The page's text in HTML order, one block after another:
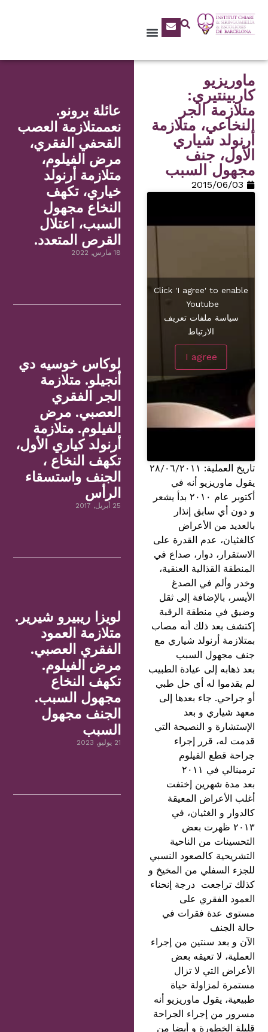
ماوريزيو
كاربينتيري:
متلازمة الجر
النخاعي، متلازمة
أرنولد شياري
الأول، جنف
مجهول السبب
03‏/06‏/2015
Click 'I agree' to enable
Youtube
سياسة ملفات تعريف
الارتباط
I agree
تاريخ العملية: ٢٨/٠٦/٢٠١١
يقول ماوريزيو أنه في
أكتوبر عام ٢٠١٠ بدأ يشعر
و دون أي سابق إنذار
بالعديد من الأعراض
كالغثيان، عدم القدرة على
الاستقرار، دوار، صداع في
المنطقة القذالية العنقية،
وخدر وألم في الصدغ
الأيسر، بالإضافة إلى ثقل
وضيق في منطقة الرقبة
إكتشف بعد ذلك أنه مصاب
بمتلازمة أرنولد شياري مع
جنف مجهول السبب
بعد ذهابه إلى عيادة الطبيب
لم يقدموا له أي حل طبي
أو جراحي. جاء بعدها إلى
معهد شياري و بعد
الإستشارة و النصيحة التي
قدمت له، قرر إجراء
جراحة قطع الفيلوم
ترمينالي في ٢٠١١
بعد مدة شهرين إختفت
أغلب الأعراض المعيقة
كالدوار و الغثيان، في
٢٠١٣ ظهرت بعض
التحسينات من الناحية
التشريحية كالصعود النسبي
للجزء السفلي من المخيخ و
كذلك تراجعت درجة إنحناء
العمود الفقري على
مستوى عدة فقرات في
حالة الجنف
الآن و بعد سنتين من إجراء
العملية، لا تعيقه بعض
الأعراض التي لا تزال
مستمرة لمزاولة حياة
طبيعية، يقول ماوريزيو أنه
مسرور من إجراء الجراحة
قليلة الخطورة و أيضا من
عائلة برونو.
نعممتلازمة العصب
القحفي الفقري،
مرض الفيلوم،
متلازمة أرنولد
خياري، تكهف
النخاع مجهول
السبب، اعتلال
القرص المتعدد.
18 مارس, 2022
لوكاس خوسيه دي
أنجيلو. متلازمة
الجر الفقري
العصبي. مرض
الفيلوم. متلازمة
أرنولد كياري الأول،
تكهف النخاع ،
الجنف واستسقاء
الرأس
25 أبريل, 2017
لويزا ريبيرو شيرير.
متلازمة العمود
الفقري العصبي.
مرض الفيلوم.
تكهف النخاع
مجهول السبب.
الجنف مجهول
السبب
21 يوليو, 2023